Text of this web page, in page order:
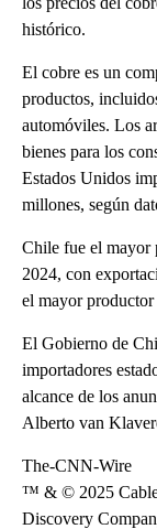
histórico.
El cobre es un
productos,
automóviles. Los
bienes para los
Estados Unidos
millones, según
Chile fue el mayor
2024, con
el mayor productor
El Gobierno de
importadores
alcance de los
Alberto van
The-CNN-Wire
™ & © 2025 Cable
Discovery